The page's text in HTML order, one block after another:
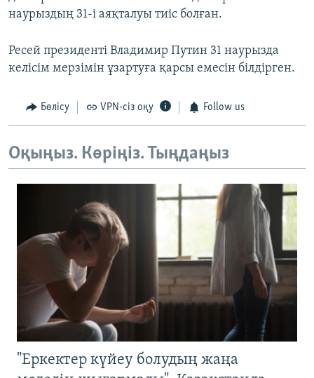
наурыздың 31-і аяқталуы тиіс болған.
Ресей президенті Владимир Путин 31 наурызда
келісім мерзімін ұзартуға қарсы емесін білдірген.
Бөлісу VPN-сіз оқу Follow us
Оқыңыз. Көріңіз. Тыңдаңыз
"Еркектер күйеу болудың жаңа